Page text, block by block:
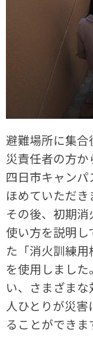
避難場所に集
災責任者の方
四日市キャンパ
ほめていただき
その後、初期
使い方を説明
た「消火訓練用
を使用しまし
い、さまざま
人ひとりが災
ることができま